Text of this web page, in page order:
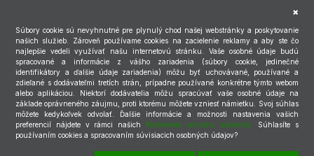
Súbory cookie sú nevyhnutné pre plynulý chod našej webstránky a poskytovanie
našich služieb. Zároveň používame cookies na zacielenie reklamy a aby ste čo
najlepšie vedeli využívať našu internetovú stránku. Vaše osobné údaje budú
spracované a informácie z vášho zariadenia (súbory cookie, jedinečné
identifikátory a ďalšie údaje zariadenia) môžu byť uchovávané, používané a
zdieľané s dodávateľmi tretích strán, prípadne používané konkrétne týmto webom
alebo aplikáciou. Niektorí dodávatelia môžu spracúvať vaše osobné údaje na
základe oprávneného záujmu, proti ktorému môžete vzniesť námietku. Svoj súhlas
môžete kedykoľvek odvolať. Ďalšie informácie a možnosti nastavenia vašich
preferencií nájdete v rámci našich Podmienok ochrany súkromia.
Súhlasíte s
používaním cookies a spracovaním súvisiacich osobných údajov?